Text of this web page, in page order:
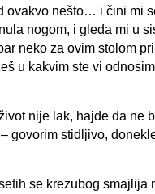
nešto… i čini mi
nogom, i gleda mi u
neko za ovim stolom
u kakvim ste vi
nije lak, hajde da ne
govorim stidljivo,
se krezubog smajlija